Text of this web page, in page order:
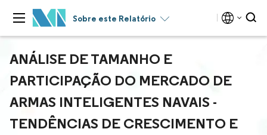
Sobre este Relatório
ANÁLISE DE TAMANHO E
PARTICIPAÇÃO DO MERCADO DE
ARMAS INTELIGENTES NAVAIS -
TENDÊNCIAS DE CRESCIMENTO E